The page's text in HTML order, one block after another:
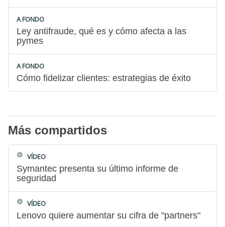
A FONDO
Ley antifraude, qué es y cómo afecta a las
pymes
A FONDO
Cómo fidelizar clientes: estrategias de éxito
Más compartidos
VÍDEO
Symantec presenta su último informe de
seguridad
VÍDEO
Lenovo quiere aumentar su cifra de "partners"